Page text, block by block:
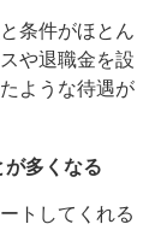
条件がほとん
や退職金を設
ような待遇が
多くなる
トしてくれる